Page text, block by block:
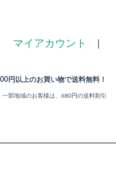
マイアカウント
円以上のお買い物で送料無料！
一部地域のお客様は、680円の送料割引